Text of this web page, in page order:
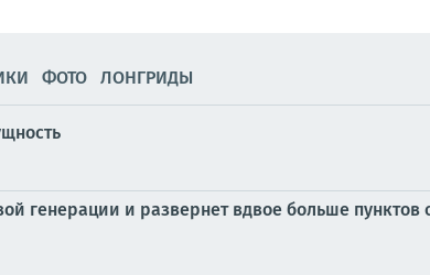
ФОТО ЛОНГРИДЫ
генерации и развернет вдвое больше